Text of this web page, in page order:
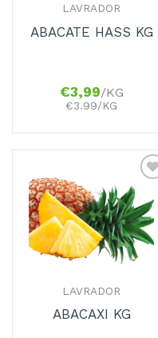
LAVRADOR
ABACATE HASS KG
€3,99/KG
€3.99/KG
Adicionar
aos
Favoritos
LAVRADOR
ABACAXI KG